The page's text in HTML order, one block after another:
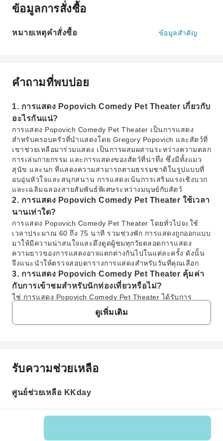
ข้อมูลการสั่งซื้อ
หมายเหตุคำสั่งซื้อ ข้อมูลสำคัญ
คำถามที่พบบ่อย
1. การแสดง Popovich Comedy Pet Theater เกี่ยวกับ
อะไรกันแน่?
การแสดง Popovich Comedy Pet Theater เป็นการแสดง
สำหรับครอบครัวที่นำแสดงโดย Gregory Popovich และสัตว์ที่
เขาช่วยเหลือมาร่วมแสดง เป็นการผสมผสานระหว่างความตลก
การเล่นกายกรรม และการแสดงของสัตว์ที่น่าทึ่ง ซึ่งมีทั้งแมว
สุนัข และนก ที่แสดงความสามารถตามธรรมชาติในรูปแบบที่
อบอุ่นหัวใจและสนุกสนาน การแสดงเน้นการเสริมแรงเชิงบวก
และเฉลิมฉลองสายสัมพันธ์พิเศษระหว่างมนุษย์กับสัตว์
2. การแสดง Popovich Comedy Pet Theater ใช้เวลา
นานเท่าใด?
การแสดง Popovich Comedy Pet Theater โดยทั่วไปจะใช้
เวลาประมาณ 60 ถึง 75 นาที รวมช่วงพัก การแสดงถูกออกแบบ
มาให้มีความน่าสนใจและดึงดูดผู้ชมทุกวัยตลอดการแสดง
ความยาวของการแสดงอาจแตกต่างกันไปในแต่ละครั้ง ดังนั้น
จึงแนะนำให้ตรวจสอบตารางการแสดงสำหรับวันที่คุณเลือก
3. การแสดง Popovich Comedy Pet Theater คุ้มค่า
กับการเข้าชมสำหรับนักท่องเที่ยวหรือไม่?
ใช่ การแสดง Popovich Comedy Pet Theater ได้รับการ
ยอมรับอย่างกว้างขวางว่าเป็นประสบการณ์ที่คุ้มค่าและน่าพึง
พอใจอย่างยิ่ง ผู้ชมชื่นชมในการผสมผสานระหว่างจังหวะคอม
เมดี้ของ Gregory Popovich และความสามารถอันน่าทึ่งของ
ความสุข
สำหรับเด็กเล็กและครอบครัวหรือไม่?
การแสดงมีอารมณ์ขันที่อ่อนโยน การแสดงที่น่าสนใจทาง
ดูเพิ่มเติม
คำถามที่พบบ่อย
1. การแสดง Popovich Comedy Pet Theater
การแสดง Popovich Comedy Pet Theater เป็นการแสดง
สัตว์ที่เขาช่วยเหลือมาร่วมแสดง เป็นการผสมผสานระหว่าง
รับความช่วยเหลือ
ศูนย์ช่วยเหลือ KKday